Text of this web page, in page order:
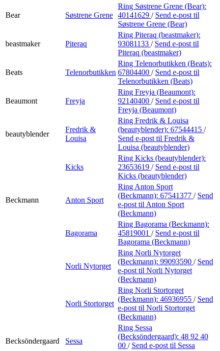
Bear Søstrene Grene
Ring Søstrene Grene (Bear):
40141629 / Send e-post til
Søstrene Grene (Bear)
beastmaker Piteraq
Ring Piteraq (beastmaker):
93081133 / Send e-post til
Piteraq (beastmaker)
Beats Telenorbutikken
Ring Telenorbutikken (Beats):
67804400 / Send e-post til
Telenorbutikken (Beats)
Beaumont Freyja
Ring Freyja (Beaumont):
92140400 / Send e-post til
Freyja (Beaumont)
beautyblender
Fredrik &
Louisa
Ring Fredrik & Louisa
(beautyblender): 67544415 /
Send e-post til Fredrik &
Louisa (beautyblender)
Kicks
Ring Kicks (beautyblender):
23653619 / Send e-post til
Kicks (beautyblender)
Beckmann Anton Sport
Ring Anton Sport
(Beckmann): 67541377 / Send
e-post til Anton Sport
(Beckmann)
Bagorama
Ring Bagorama (Beckmann):
45819001 / Send e-post til
Bagorama (Beckmann)
Norli Nytorget
Ring Norli Nytorget
(Beckmann): 99093590 / Send
e-post til Norli Nytorget
(Beckmann)
Norli Stortorget
Ring Norli Stortorget
(Beckmann): 46936955 / Send
e-post til Norli Stortorget
(Beckmann)
Becksöndergaard Sessa
Ring Sessa
(Becksöndergaard): 48 92 40
00 / Send e-post til Sessa